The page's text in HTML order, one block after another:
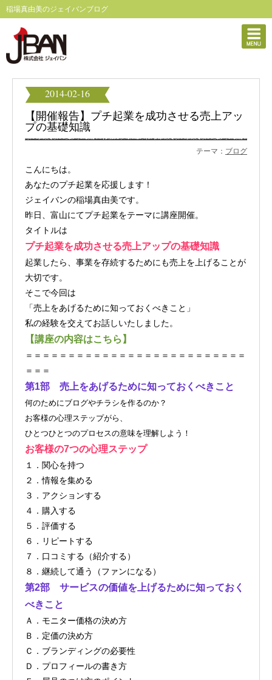
稲場真由美のジェイバンブログ
【開催報告】プチ起業を成功させる売上アッ
プの基礎知識
2014-02-16
テーマ： ブログ
こんにちは。
あなたのプチ起業を応援します！
ジェイバンの稲場真由美です。
昨日、富山にてプチ起業をテーマに講座開催。
タイトルは
プチ起業を成功させる売上アップの基礎知識
起業したら、事業を存続するためにも売上を上げることが
大切です。
そこで今回は
「売上をあげるために知っておくべきこと」
私の経験を交えてお話しいたしました。
【講座の内容はこちら】
＝＝＝＝＝＝＝＝＝＝＝＝＝＝＝＝＝＝＝＝＝＝＝＝＝＝
＝＝＝
第1部 売上をあげるために知っておくべきこと
何のためにブログやチラシを作るのか？
お客様の心理ステップがら、
ひとつひとつのプロセスの意味を理解しよう！
お客様の7つの心理ステップ
１．関心を持つ
２．情報を集める
３．アクションする
４．購入する
５．評価する
６．リピートする
７．口コミする（紹介する）
８．継続して通う（ファンになる）
第2部 サービスの価値を上げるために知っておく
べきこと
Ａ．モニター価格の決め方
Ｂ．定価の決め方
Ｃ．ブランディングの必要性
Ｄ．プロフィールの書き方